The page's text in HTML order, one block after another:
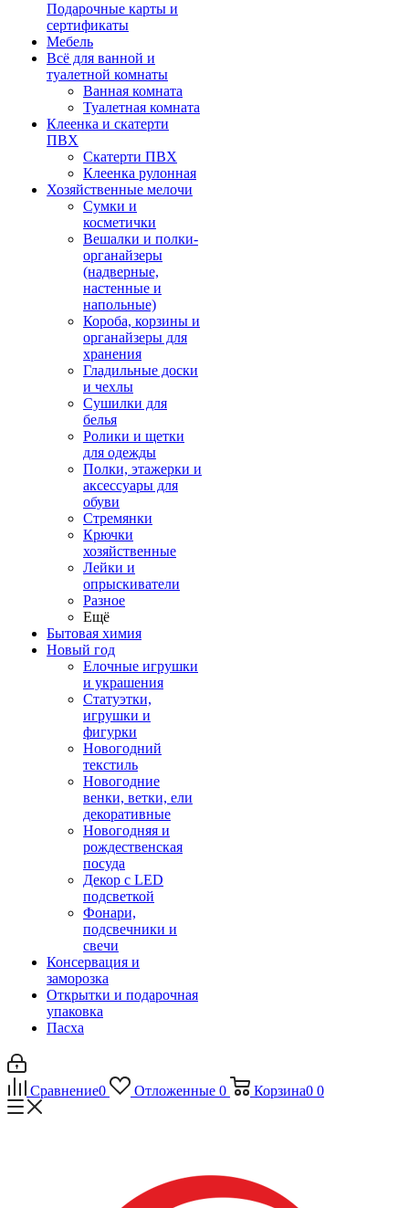
Подарочные карты и
сертификаты
Мебель
Всё для ванной и
туалетной комнаты
Ванная комната
Туалетная комната
Клеенка и скатерти
ПВХ
Скатерти ПВХ
Клеенка рулонная
Хозяйственные мелочи
Сумки и
косметички
Вешалки и полки-
органайзеры
(надверные,
настенные и
напольные)
Короба, корзины и
органайзеры для
хранения
Гладильные доски
и чехлы
Сушилки для
белья
Ролики и щетки
для одежды
Полки, этажерки и
аксессуары для
обуви
Стремянки
Крючки
хозяйственные
Лейки и
опрыскиватели
Разное
Ещё
Бытовая химия
Новый год
Елочные игрушки
и украшения
Статуэтки,
игрушки и
фигурки
Новогодний
текстиль
Новогодние
венки, ветки, ели
декоративные
Новогодняя и
рождественская
посуда
Декор с LED
подсветкой
Фонари,
подсвечники и
свечи
Консервация и
заморозка
Открытки и подарочная
упаковка
Пасха
Сравнение0 Отложенные 0 Корзина0 0